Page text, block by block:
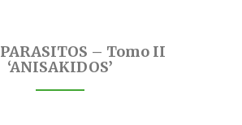
– Tomo II
‘ANISAKIDOS’